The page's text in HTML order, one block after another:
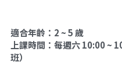
適合年齡：2 ~ 5 歲
上課時間：每週六 10:00 ~
班）